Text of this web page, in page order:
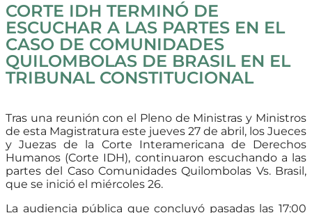
CORTE IDH TERMINÓ DE
ESCUCHAR A LAS PARTES EN EL
CASO DE COMUNIDADES
QUILOMBOLAS DE BRASIL EN EL
TRIBUNAL CONSTITUCIONAL
Tras una reunión con el Pleno de Ministras y Ministros
de esta Magistratura este jueves 27 de abril, los Jueces
y Juezas de la Corte Interamericana de Derechos
Humanos (Corte IDH), continuaron escuchando a las
partes del Caso Comunidades Quilombolas Vs. Brasil,
que se inició el miércoles 26.
La audiencia pública que concluyó pasadas las 17:00